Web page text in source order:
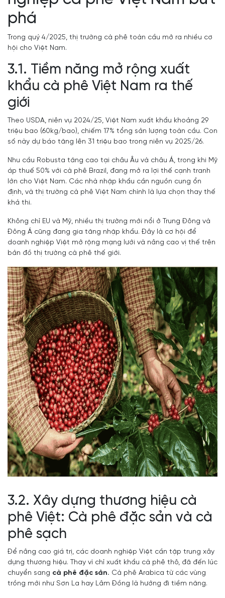
phá
Trong quý 4/2025, thị trường cà phê toàn cầu mở ra nhiều cơ
hội cho Việt Nam.
3.1. Tiềm năng mở rộng xuất
khẩu cà phê Việt Nam ra thế
giới
Theo USDA, niên vụ 2024/25, Việt Nam xuất khẩu khoảng 29
triệu bao (60kg/bao), chiếm 17% tổng sản lượng toàn cầu. Con
số này dự báo tăng lên 31 triệu bao trong niên vụ 2025/26.
Nhu cầu Robusta tăng cao tại châu Âu và châu Á, trong khi Mỹ
áp thuế 50% với cà phê Brazil, đang mở ra lợi thế cạnh tranh
lớn cho Việt Nam. Các nhà nhập khẩu cần nguồn cung ổn
định, và thị trường cà phê Việt Nam chính là lựa chọn thay thế
khả thi.
Không chỉ EU và Mỹ, nhiều thị trường mới nổi ở Trung Đông và
Đông Á cũng đang gia tăng nhập khẩu. Đây là cơ hội để
doanh nghiệp Việt mở rộng mạng lưới và nâng cao vị thế trên
bản đồ thị trường cà phê thế giới.
3.2. Xây dựng thương hiệu cà
phê Việt: Cà phê đặc sản và cà
phê sạch
Để nâng cao giá trị, các doanh nghiệp Việt cần tập trung xây
dựng thương hiệu. Thay vì chỉ xuất khẩu cà phê thô, đã đến lúc
chuyển sang cà phê đặc sản. Cà phê Arabica từ các vùng
trồng mới như Sơn La hay Lâm Đồng là hướng đi tiềm năng.